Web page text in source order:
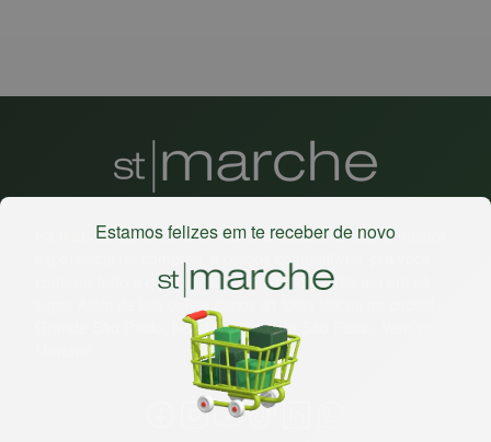
Há mais de 22 anos, o St. Marche busca oferecer a melhor
experiência de compras, a preços competitivos, pra você
comprar tudo o que precisa para seu dia a dia em um só
lugar. Além da loja online temos 31 lojas físicas na capital,
Grande São Paulo, litoral e interior de São Paulo. Vem ser
Estamos felizes em te receber de novo